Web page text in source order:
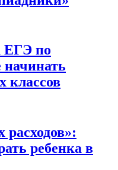
ЕГЭ по
классов
ребенка в